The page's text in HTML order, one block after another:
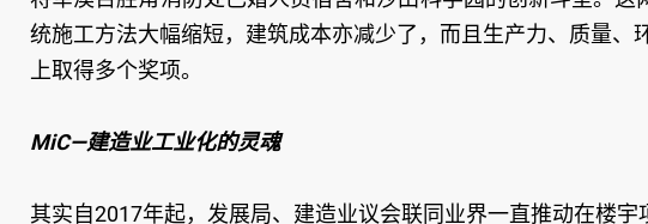
统施工方法大幅缩短，建筑成本亦减少了，而且生产力、质量
上取得多个奖项。
MiC—建造业工业化的灵魂
其实自2017年起，发展局、建造业议会联同业界一直推动在楼